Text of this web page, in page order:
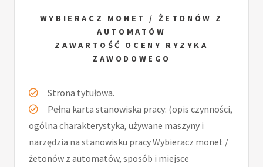
WYBIERACZ MONET / ŻETONÓW Z
AUTOMATÓW
ZAWARTOŚĆ OCENY RYZYKA
ZAWODOWEGO
Strona tytułowa.
Pełna karta stanowiska pracy: (opis czynności,
ogólna charakterystyka, używane maszyny i
narzędzia na stanowisku pracy Wybieracz monet /
żetonów z automatów, sposób i miejsce